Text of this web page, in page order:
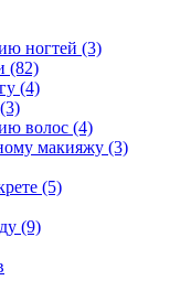
ногтей (3)
(82)
(4)
волос (4)
макияжу (3)
(5)
(9)